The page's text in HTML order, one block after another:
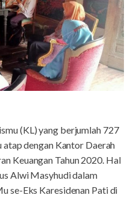
(KL) yang berjumlah 727
dengan Kantor Daerah
Keuangan Tahun 2020. Hal
Alwi Masyhudi dalam
se-Eks Karesidenan Pati di